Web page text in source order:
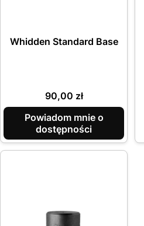
Whidden Standard Base
Cena
90,00 zł
Powiadom mnie o
dostępności